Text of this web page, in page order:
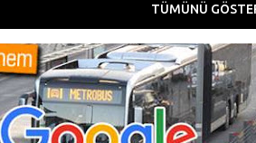
TÜMÜNÜ
GOOGLE ISTANBUL TASIMA TOPLU
TRACKER +
TRANSIT